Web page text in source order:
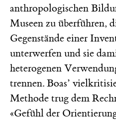
anthropologischen
Museen zu überführen,
Gegenstände einer
unterwerfen und sie
heterogenen
trennen. Boas’
Methode trug dem
«Gefühl der